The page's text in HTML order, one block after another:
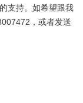
支持。如希望跟我
，或者发送